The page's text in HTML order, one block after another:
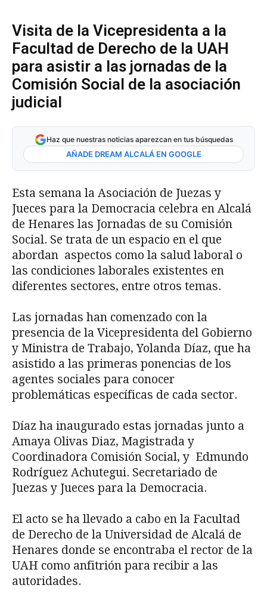
Visita de la Vicepresidenta a la
Facultad de Derecho de la UAH
para asistir a las jornadas de la
Comisión Social de la asociación
judicial
Haz que nuestras noticias aparezcan en tus búsquedas
AÑADE DREAM ALCALÁ EN GOOGLE
Esta semana la Asociación de Juezas y
Jueces para la Democracia celebra en Alcalá
de Henares las Jornadas de su Comisión
Social. Se trata de un espacio en el que
abordan aspectos como la salud laboral o
las condiciones laborales existentes en
diferentes sectores, entre otros temas.
Las jornadas han comenzado con la
presencia de la Vicepresidenta del Gobierno
y Ministra de Trabajo, Yolanda Díaz, que ha
asistido a las primeras ponencias de los
agentes sociales para conocer
problemáticas específicas de cada sector.
Díaz ha inaugurado estas jornadas junto a
Amaya Olivas Diaz, Magistrada y
Coordinadora Comisión Social, y Edmundo
Rodríguez Achutegui. Secretariado de
Juezas y Jueces para la Democracia.
El acto se ha llevado a cabo en la Facultad
de Derecho de la Universidad de Alcalá de
Henares donde se encontraba el rector de la
UAH como anfitrión para recibir a las
autoridades.